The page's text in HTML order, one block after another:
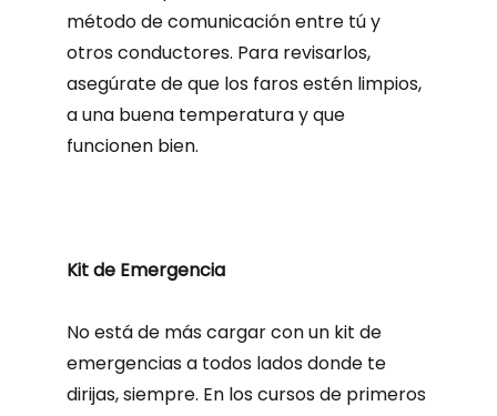
método de comunicación entre tú y
otros conductores. Para revisarlos,
asegúrate de que los faros estén limpios,
a una buena temperatura y que
funcionen bien.
Kit de Emergencia
No está de más cargar con un kit de
emergencias a todos lados donde te
dirijas, siempre. En los cursos de primeros